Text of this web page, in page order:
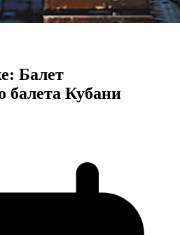
Балет
балета Кубани